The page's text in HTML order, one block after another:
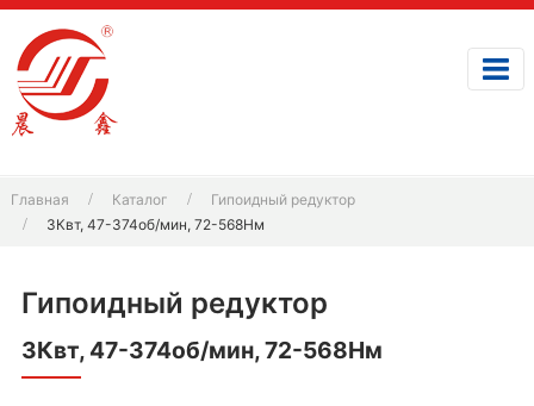
Главная Каталог
Гипоидный редуктор
3Квт, 47-374об/мин, 72-568Нм
Гипоидный редуктор
3Квт, 47-374об/мин, 72-568Нм